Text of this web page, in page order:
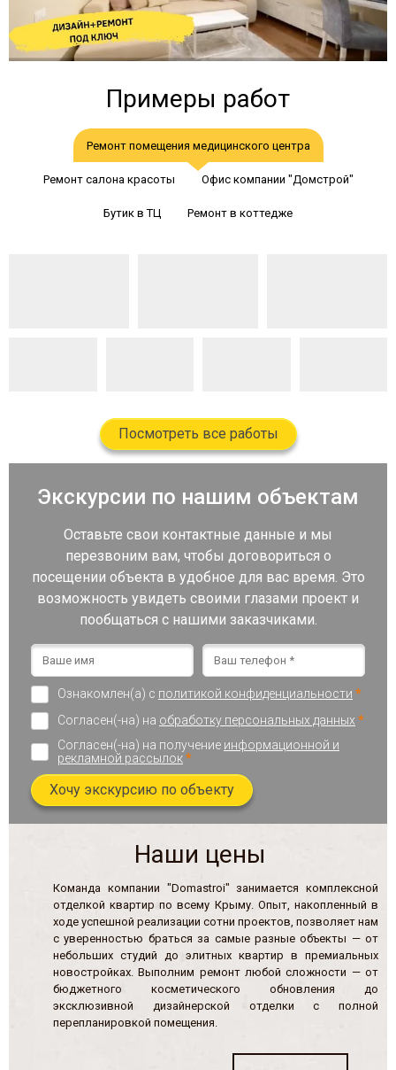
Примеры работ
Ремонт помещения медицинского центра
Ремонт салона красоты Офис компании "Домстрой"
Бутик в ТЦ Ремонт в коттедже
Посмотреть все работы
Экскурсии по нашим объектам
Оставьте свои контактные данные и мы
перезвоним вам, чтобы договориться о
посещении объекта в удобное для вас время. Это
возможность увидеть своими глазами проект и
пообщаться с нашими заказчиками.
Ознакомлен(а) с политикой конфиденциальности *
Согласен(-на) на обработку персональных данных *
Согласен(-на) на получение информационной и
рекламной рассылок*
Хочу экскурсию по объекту
Наши цены
Команда компании "Domastroi" занимается комплексной
отделкой квартир по всему Крыму. Опыт, накопленный в
ходе успешной реализации сотни проектов, позволяет нам
с уверенностью браться за самые разные объекты — от
небольших студий до элитных квартир в премиальных
новостройках. Выполним ремонт любой сложности — от
бюджетного косметического обновления до
эксклюзивной дизайнерской отделки с полной
перепланировкой помещения.